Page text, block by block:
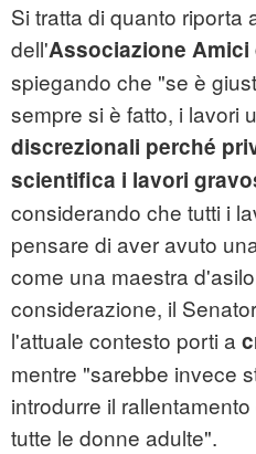
Si tratta di quanto riporta
dell'Associazione Amici
spiegando che "se è
sempre si è fatto, i lavori
discrezionali perché
scientifica i lavori
considerando che tutti i
pensare di aver avuto
come una maestra
considerazione, il
l'attuale contesto porti a
mentre "sarebbe invece
introdurre il
tutte le donne adulte".